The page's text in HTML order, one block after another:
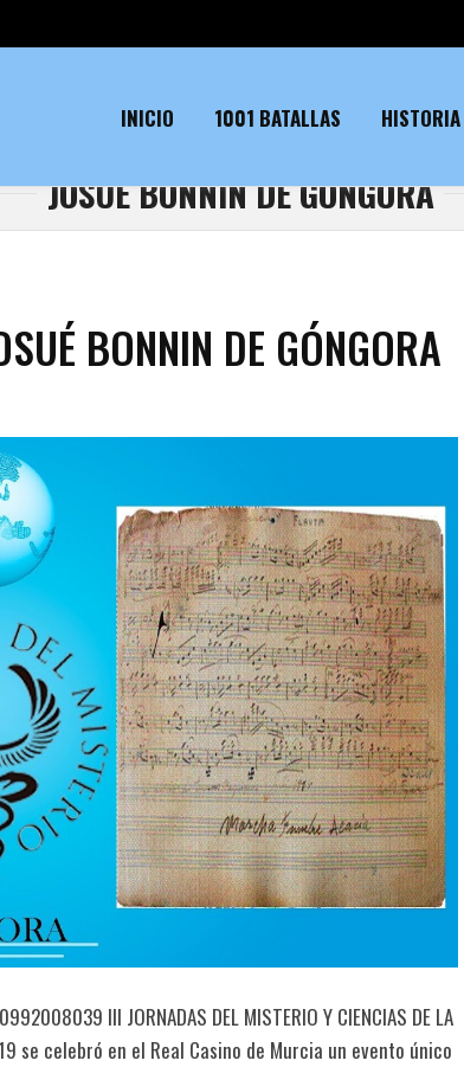
INICIO 1001 BATALLAS HISTORIA
JOSUÉ BONNIN DE GÓNGORA
BONNIN DE GÓNGORA
III JORNADAS DEL MISTERIO Y CIENCIAS DE LA
se celebró en el Real Casino de Murcia un evento único